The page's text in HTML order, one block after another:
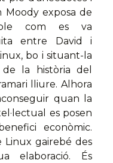
Moody exposa de
com es va
entre David i
bo i situant-la
la història del
lliure. Alhora
quan la
es posen
econòmic.
Linux gairebé des
elaboració. És